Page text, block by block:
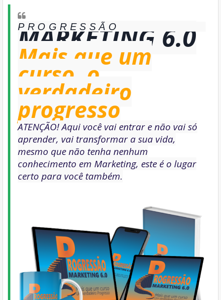
PROGRESSÃO
MARKETING 6.0
Mais que um
curso, o
verdadeiro
progresso
ATENÇÃO! Aqui você vai entrar e não vai só
aprender, vai transformar a sua vida,
mesmo que não tenha nenhum
conhecimento em Marketing, este é o lugar
certo para você também.